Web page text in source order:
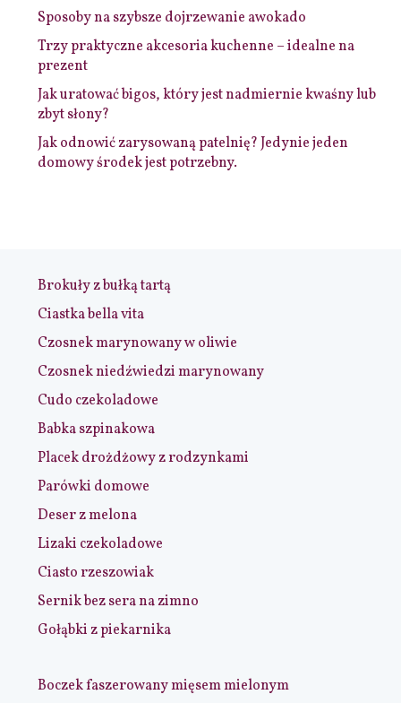
Sposoby na szybsze dojrzewanie awokado
Trzy praktyczne akcesoria kuchenne – idealne na
prezent
Jak uratować bigos, który jest nadmiernie kwaśny lub
zbyt słony?
Jak odnowić zarysowaną patelnię? Jedynie jeden
domowy środek jest potrzebny.
Brokuły z bułką tartą
Ciastka bella vita
Czosnek marynowany w oliwie
Czosnek niedźwiedzi marynowany
Cudo czekoladowe
Babka szpinakowa
Placek drożdżowy z rodzynkami
Parówki domowe
Deser z melona
Lizaki czekoladowe
Ciasto rzeszowiak
Sernik bez sera na zimno
Gołąbki z piekarnika
Boczek faszerowany mięsem mielonym